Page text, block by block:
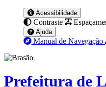
Acessibilidade
Contraste
Ajuda
Manual de Navegação
Prefeitura de